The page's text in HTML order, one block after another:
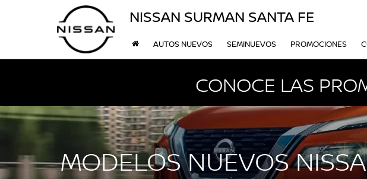
NISSAN SURMAN SANTA FE
AUTOS NUEVOS SEMINUEVOS PROMOCIONES
CONOCE LAS
MODELOS NUEVOS